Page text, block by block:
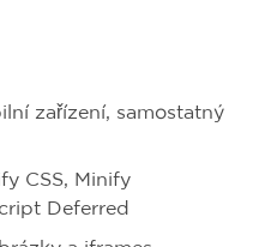
zařízení, samostatný
CSS, Minify
Deferred